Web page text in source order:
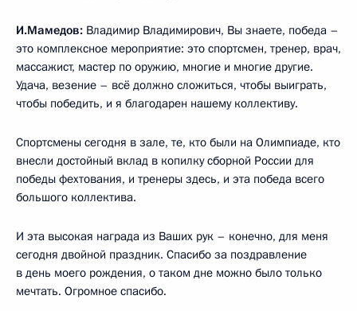
И.Мамедов: Владимир Владимирович, Вы знаете, победа –
это комплексное мероприятие: это спортсмен, тренер, врач,
массажист, мастер по оружию, многие и многие другие.
Удача, везение – всё должно сложиться, чтобы выиграть,
чтобы победить, и я благодарен нашему коллективу.
Спортсмены сегодня в зале, те, кто были на Олимпиаде, кто
внесли достойный вклад в копилку сборной России для
победы фехтования, и тренеры здесь, и эта победа всего
большого коллектива.
И эта высокая награда из Ваших рук – конечно, для меня
сегодня двойной праздник. Спасибо за поздравление
в день моего рождения, о таком дне можно было только
мечтать. Огромное спасибо.